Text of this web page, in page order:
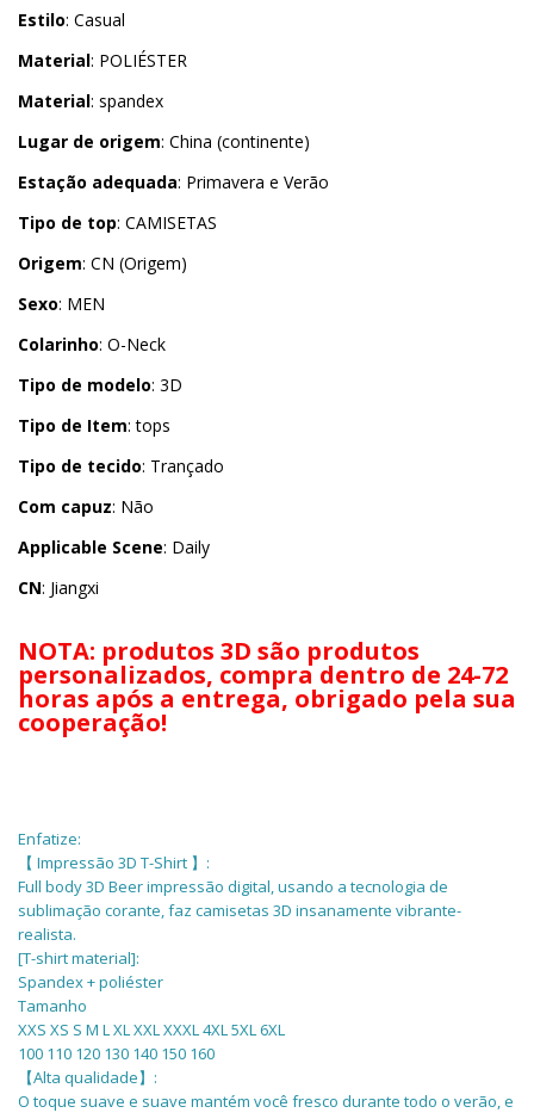
Estilo: Casual
Material: POLIÉSTER
Material: spandex
Lugar de origem: China (continente)
Estação adequada: Primavera e Verão
Tipo de top: CAMISETAS
Origem: CN (Origem)
Sexo: MEN
Colarinho: O-Neck
Tipo de modelo: 3D
Tipo de Item: tops
Tipo de tecido: Trançado
Com capuz: Não
Applicable Scene: Daily
CN: Jiangxi
NOTA: produtos 3D são produtos
personalizados, compra dentro de 24-72
horas após a entrega, obrigado pela sua
cooperação!
Enfatize:
【 Impressão 3D T-Shirt 】:
Full body 3D Beer impressão digital, usando a tecnologia de
sublimação corante, faz camisetas 3D insanamente vibrante-
realista.
[T-shirt material]:
Spandex + poliéster
Tamanho
XXS XS S M L XL XXL XXXL 4XL 5XL 6XL
100 110 120 130 140 150 160
【Alta qualidade】:
O toque suave e suave mantém você fresco durante todo o verão, e